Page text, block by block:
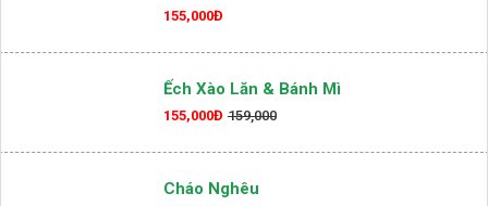
155,000Đ
Ếch Xào Lăn & Bánh Mì
155,000Đ 159,000
Cháo Nghêu